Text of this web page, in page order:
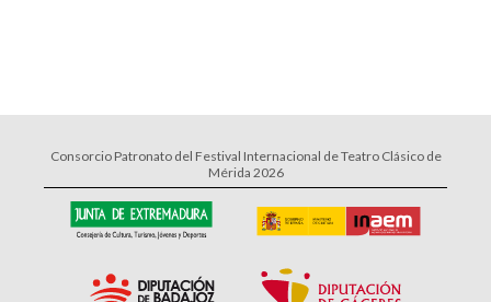
Consorcio Patronato del Festival Internacional de Teatro Clásico de
Mérida 2026